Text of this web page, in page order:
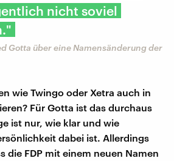
nicht soviel
Gotta über eine Namensänderung der
wie Twingo oder Xetra auch in
Für Gotta ist das durchaus
ist nur, wie klar und wie
dabei ist. Allerdings
die FDP mit einem neuen Namen